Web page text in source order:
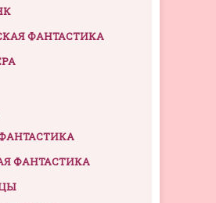
ФАНТАСТИКА
ФАНТАСТИКА